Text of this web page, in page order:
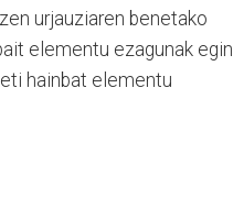
urjauziaren benetako
elementu ezagunak egin
hainbat elementu